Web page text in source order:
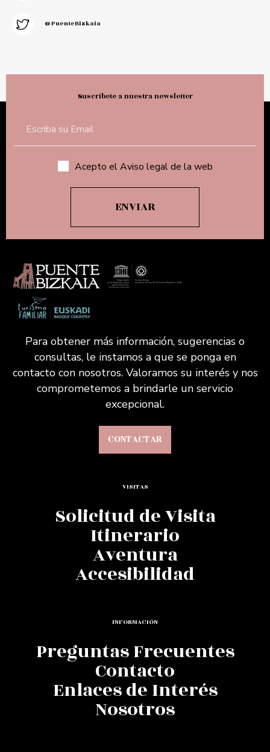
@PuenteBizkaia
Suscríbete a nuestra newsletter
Acepto el Aviso legal de la web
Para obtener más información, sugerencias o
consultas, le instamos a que se ponga en
contacto con nosotros. Valoramos su interés y nos
comprometemos a brindarle un servicio
excepcional.
CONTACTAR
VISITAS
Solicitud de Visita
Itinerario
Aventura
Accesibilidad
INFORMACIÓN
Preguntas Frecuentes
Contacto
Enlaces de Interés
Nosotros